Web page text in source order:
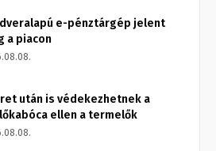
e-pénztárgép jelent
a piacon
után is védekezhetnek a
ellen a termelők